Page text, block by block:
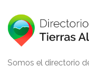
Somos el directorio